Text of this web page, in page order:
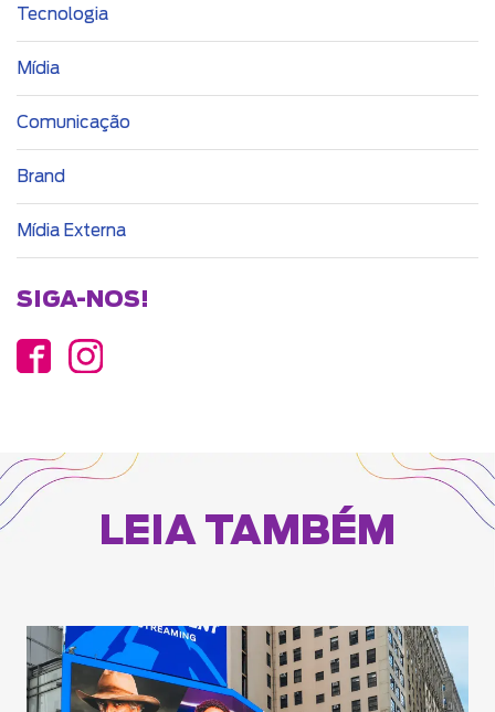
Tecnologia
Mídia
Comunicação
Brand
Mídia Externa
SIGA-NOS!
LEIA TAMBÉM